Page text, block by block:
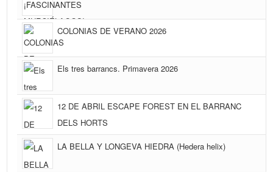
COLONIAS DE VERANO 2026
Els tres barrancs. Primavera 2026
12 DE ABRIL ESCAPE FOREST EN EL BARRANC
DELS HORTS
LA BELLA Y LONGEVA HIEDRA (Hedera helix)